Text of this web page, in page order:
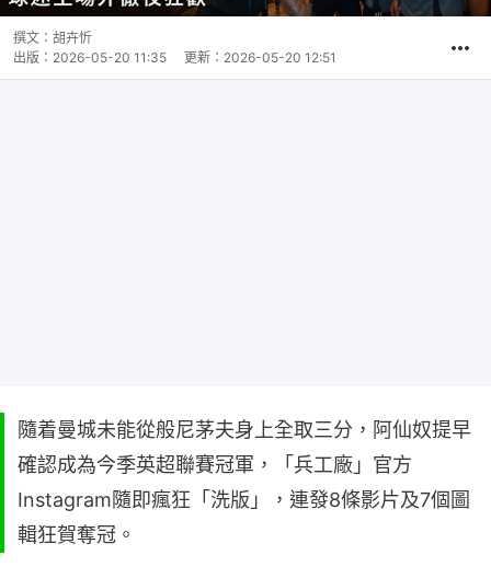
撰文： 胡卉忻
出版： 2026-05-20 11:35 更新： 2026-05-20 12:51
隨着曼城未能從般尼茅夫身上全取三分，阿仙奴提早
確認成為今季英超聯賽冠軍，「兵工廠」官方
Instagram隨即瘋狂「洗版」，連發8條影片及7個圖
輯狂賀奪冠。